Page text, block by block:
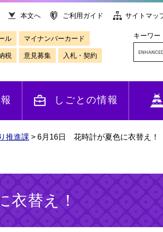
本文へ ご利用ガイド サイトマッ
ル マイナンバーカード
税 意見募集 入札・契約
キーワー
しごとの情報
推進課 > 6月16日 花時計が夏色に衣替え！
替え！